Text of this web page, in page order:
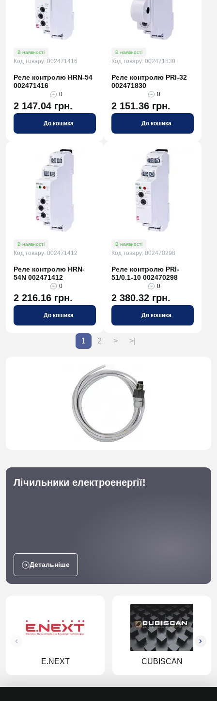
В наявності
Код товару: 002471416
Реле контролю HRN-54
002471416
0
2 147.04 грн.
До кошика
В наявності
Код товару: 002471830
Реле контролю PRI-32
002471830
0
2 151.36 грн.
До кошика
В наявності
Код товару: 002471412
Реле контролю HRN-
54N 002471412
0
2 216.16 грн.
До кошика
В наявності
Код товару: 002470298
Реле контролю PRI-
51/0.1-10 002470298
0
2 380.32 грн.
До кошика
1 2 > >|
Лічильники електроенергії!
Детальніше
E.NEXT CUBISCAN